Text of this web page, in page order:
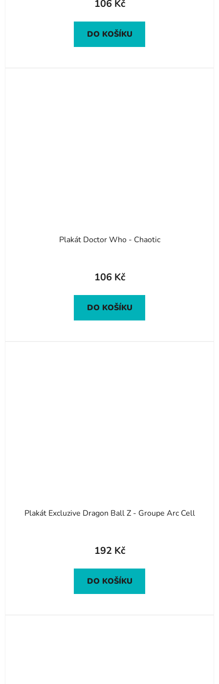
106 Kč
DO KOŠÍKU
Plakát Doctor Who - Chaotic
106 Kč
DO KOŠÍKU
Plakát Excluzive Dragon Ball Z - Groupe Arc Cell
192 Kč
DO KOŠÍKU